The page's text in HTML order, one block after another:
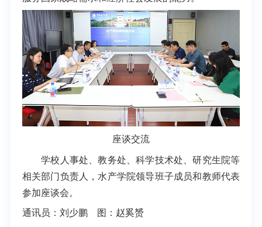
座谈交流
学校人事处、教务处、科学技术处、研究生院等
相关部门负责人，水产学院领导班子成员和教师代表
参加座谈会。
通讯员：刘少鹏 图：赵奚赟